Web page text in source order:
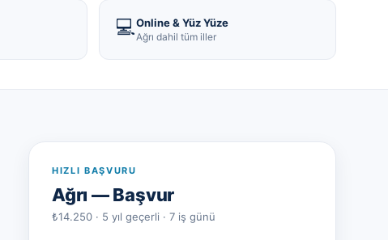
💻Online & Yüz Yüze
Ağrı dahil tüm iller
HIZLI BAŞVURU
Ağrı — Başvur
₺14.250 · 5 yıl geçerli · 7 iş günü